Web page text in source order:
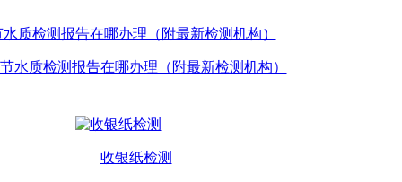
水质检测报告在哪办理（附最新检测机构）
收银纸检测